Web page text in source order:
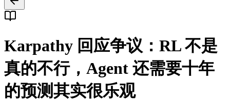
Karpathy 回应争议：RL 不是
真的不行，Agent 还需要十年
的预测其实很乐观